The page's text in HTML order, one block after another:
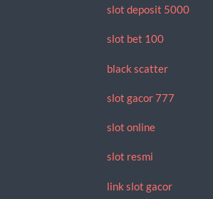
slot deposit 5000
slot bet 100
black scatter
slot gacor 777
slot online
slot resmi
link slot gacor